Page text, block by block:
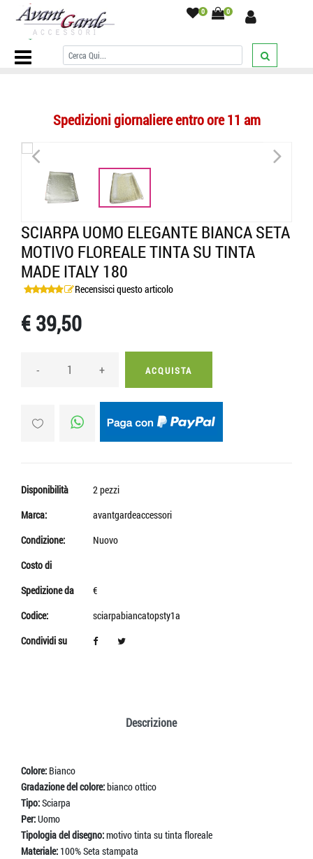
0 0
Home Page/SCIARPE/Sciarpe Seta Uomo/tubolari/Sciarpa uomo
elegante bianca seta motivo floreale tinta su tinta made Italy 180
Spedizioni giornaliere entro ore 11 am
< >
SCIARPA UOMO ELEGANTE BIANCA SETA
MOTIVO FLOREALE TINTA SU TINTA
MADE ITALY 180
Recensisci questo articolo
€ 39,50
- + ACQUISTA
Disponibilità
2 pezzi
Marca:
avantgardeaccessori
Condizione:
Nuovo
Costo di
Spedizione da
€
Codice:
sciarpabiancatopsty1a
Condividi su
Descrizione
Colore: Bianco
Gradazione del colore:bianco ottico
Tipo:Sciarpa
Per:Uomo
Tipologia del disegno:motivo tinta su tinta floreale
Materiale: 100% Seta stampata